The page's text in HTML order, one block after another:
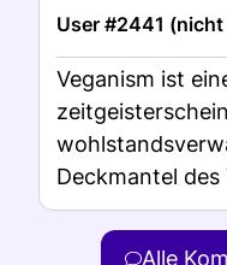
User #2441
Veganism ist
Deckmantel
den Anstrich
Alle